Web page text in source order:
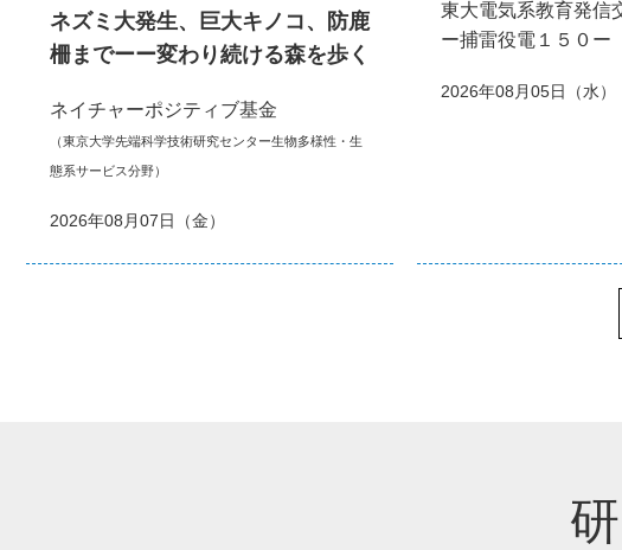
ネズミ大発生、巨大キノコ、防鹿
柵までーー変わり続ける森を歩く
ネイチャーポジティブ基金
（東京大学先端科学技術研究センター生物多様性・生
態系サービス分野）
2026年08月07日（金）
東大電気系教育発
ー捕雷役電１５０ー
2026年08月05日（水）